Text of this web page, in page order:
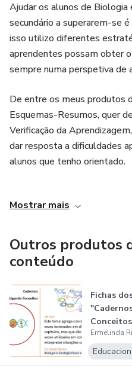
Ajudar os alunos de Biologia
secundário a superarem-se
isso utilizo diferentes
aprendentes possam obter
sempre numa perspetiva de
De entre os meus produtos
Esquemas-Resumos, quer
Verificação da
dar resposta a dificuldades
alunos que tenho orientado.
conhecem a si próprios
também "Técnicas de
para melhorares a tua
As lições 1:1 em ambiente
das minhas estratégias.
O Curso de Biologia e
Curso de Biologia e
surgiram para ajudar os
Mostrar mais
Outros produtos
conteúdo
Fichas
relativas
ano...
Ermelinda